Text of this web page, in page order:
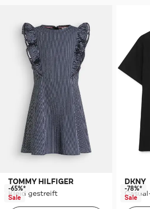
TOMMY HILFIGER
Kleid gestreift
-65%*
Sale
DKNY
-78%*
Sale